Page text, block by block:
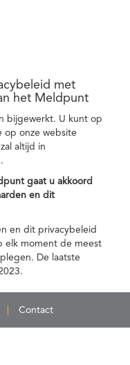
met
het Meldpunt
bijgewerkt. U kunt op
op onze website
altijd in
gaat u akkoord
en dit
en dit privacybeleid
elk moment de meest
De laatste
Contact